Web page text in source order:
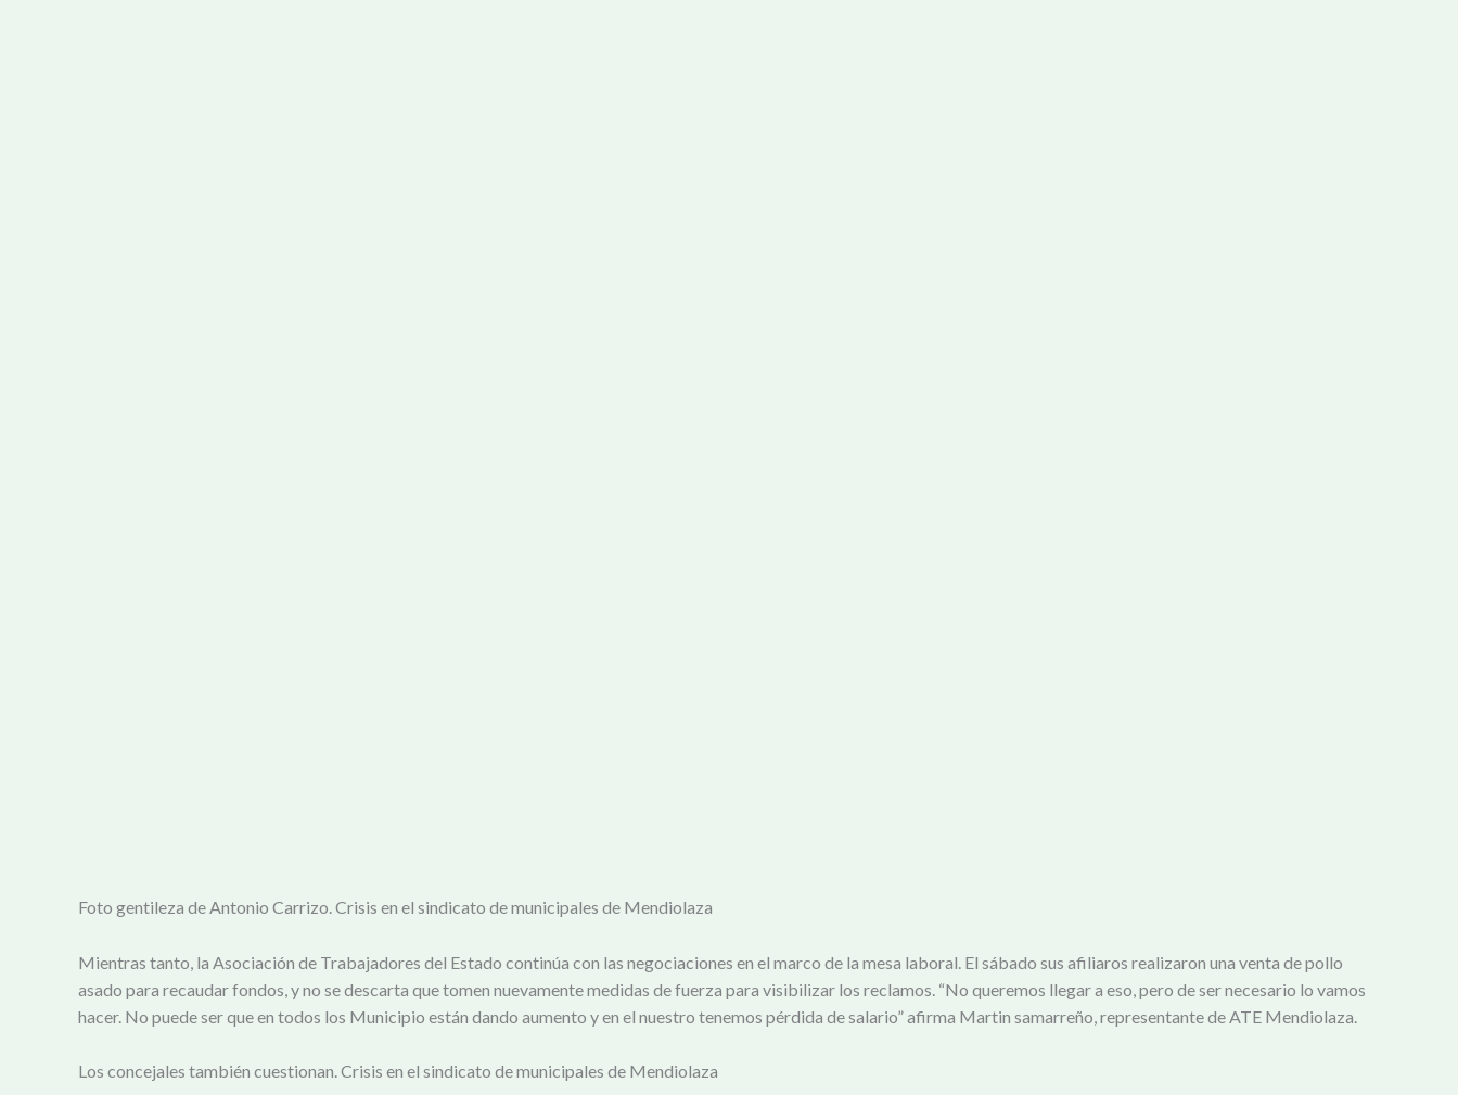
Foto gentileza de Antonio Carrizo. Crisis en el sindicato de municipales de Mendiolaza
Mientras tanto, la Asociación de Trabajadores del Estado continúa con las negociaciones en el marco de la mesa laboral. El sábado sus afiliaros realizaron una venta de pollo
asado para recaudar fondos, y no se descarta que tomen nuevamente medidas de fuerza para visibilizar los reclamos. “No queremos llegar a eso, pero de ser necesario lo vamos
hacer. No puede ser que en todos los Municipio están dando aumento y en el nuestro tenemos pérdida de salario” afirma Martin samarreño, representante de ATE Mendiolaza.
Los concejales también cuestionan. Crisis en el sindicato de municipales de Mendiolaza